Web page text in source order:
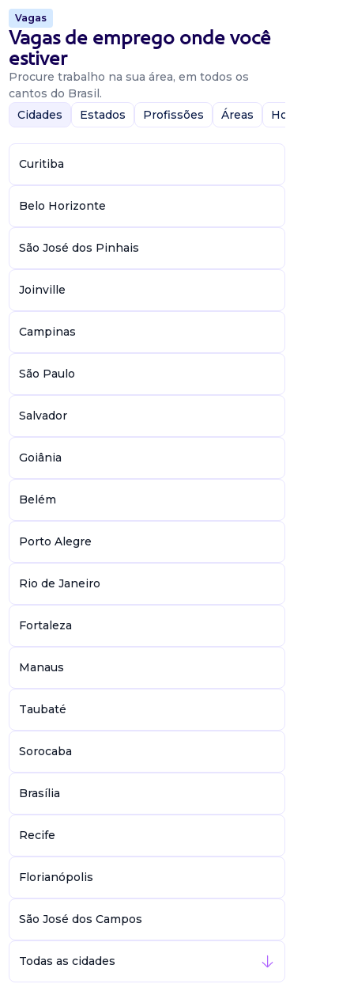
Vagas
Vagas de emprego onde você
estiver
Procure trabalho na sua área, em todos os
cantos do Brasil.
Cidades
Estados Profissões Áreas Home-Office
Curitiba
Belo Horizonte
São José dos Pinhais
Joinville
Campinas
São Paulo
Salvador
Goiânia
Belém
Porto Alegre
Rio de Janeiro
Fortaleza
Manaus
Taubaté
Sorocaba
Brasília
Recife
Florianópolis
São José dos Campos
Todas as cidades